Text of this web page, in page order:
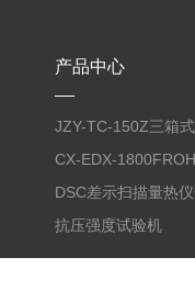
产品中心
JZY-TC-150Z三箱
冲击试验箱
CX-EDX-
保仪
DSC差示扫描量热
析仪
抗压强度试验机